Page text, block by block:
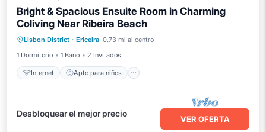
Bright & Spacious Ensuite Room in Charming
Coliving Near Ribeira Beach
Lisbon District · Ericeira 0.73 mi al centro
1 Dormitorio
1 Baño 2 Invitados
Internet Apto para niños
Internet Apto para niños
Ropa de cama
Desbloquear el mejor precio
VER OFERTA